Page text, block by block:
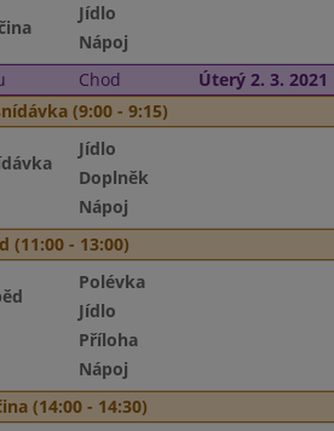
Jídlo
Nápoj
Chod Úterý 2. 3. 2021
(9:00 - 9:15)
Jídlo
Doplněk
Nápoj
(11:00 - 13:00)
Polévka
Jídlo
Příloha
Nápoj
(14:00 - 14:30)